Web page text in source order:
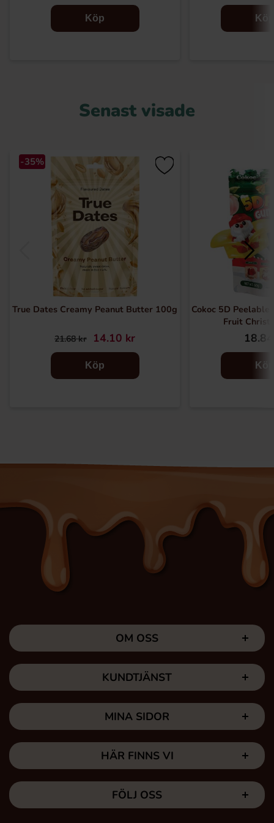
Köp Köp
Senast visade
-35%
True Dates Creamy Peanut Butter 100g
21.68 kr 14.10 kr
Köp
Cokoc 5D Peelable
Fruit
Köp
OM OSS
KUNDTJÄNST
MINA SIDOR
HÄR FINNS VI
FÖLJ OSS